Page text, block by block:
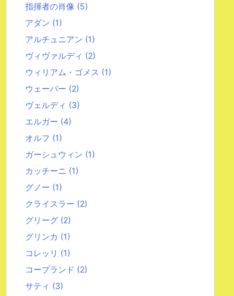
指揮者の肖像 (5)
アダン (1)
アルチュニアン (1)
ヴィヴァルディ (2)
ウィリアム・ゴメス (1)
ウェーバー (2)
ヴェルディ (3)
エルガー (4)
オルフ (1)
ガーシュウィン (1)
カッチーニ (1)
グノー (1)
クライスラー (2)
グリーグ (2)
グリンカ (1)
コレッリ (1)
コープランド (2)
サティ (3)